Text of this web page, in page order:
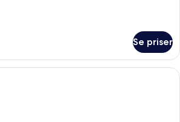
Se priser